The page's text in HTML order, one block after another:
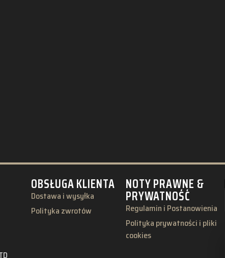
OBSŁUGA KLIENTA
Dostawa i wysyłka
Polityka zwrotów
NOTY PRAWNE &
PRYWATNOŚĆ
Regulamin i Postanowienia
Polityka prywatności i pliki
cookies